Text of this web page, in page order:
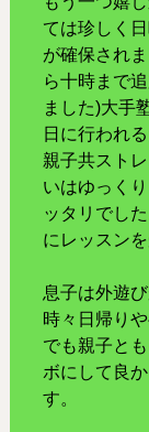
ては珍しく
が確保され
ら十時まで
ました)大手
日に行われ
親子共スト
いはゆっく
ッタリでし
にレッスン
息子は外遊
時々日帰り
でも親子と
ボにして良
す。